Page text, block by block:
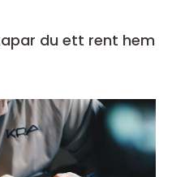
du ett rent hem